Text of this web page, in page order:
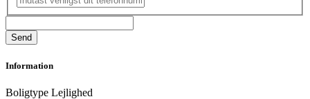
Information
Boligtype Lejlighed